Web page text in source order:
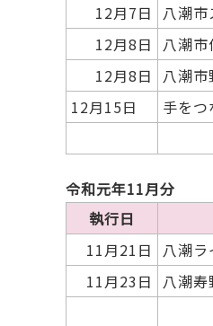
12月7日
八潮
12月8日
八潮
12月8日
八潮
12月15日
手を
令和元年11月分
執行日
11月21日
八潮
11月23日
八潮